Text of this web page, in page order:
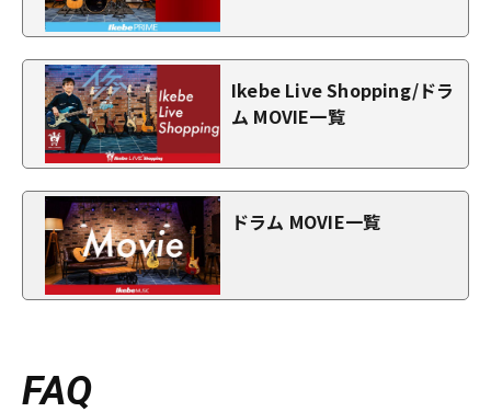
Ikebe Live Shopping/ドラ
ム MOVIE一覧
ドラム MOVIE一覧
FAQ